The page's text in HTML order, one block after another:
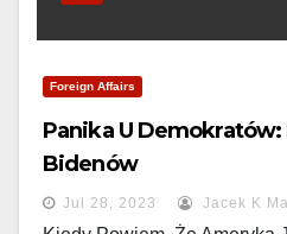
Foreign Affairs
Panika U Demokratów:
Bidenów
Jul 28, 2023 Jacek K